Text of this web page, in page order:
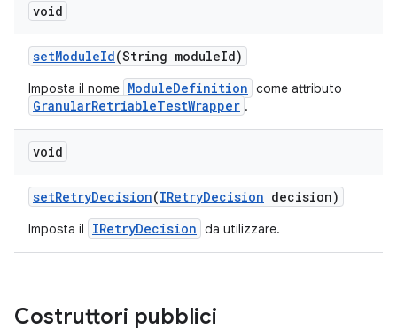
void
setModuleId(String moduleId)
Imposta il nome ModuleDefinition come attributo
GranularRetriableTestWrapper .
void
setRetryDecision(IRetryDecision decision)
Imposta il IRetryDecision da utilizzare.
Costruttori pubblici